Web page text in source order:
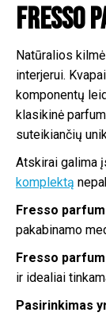
Fresso
Natūralios
interjerui.
komponentų
klasikinė
suteikiančių
Atskirai galima
komplektą
Fresso
pakabinamo
Fresso
ir idealiai
Pasirinkimas